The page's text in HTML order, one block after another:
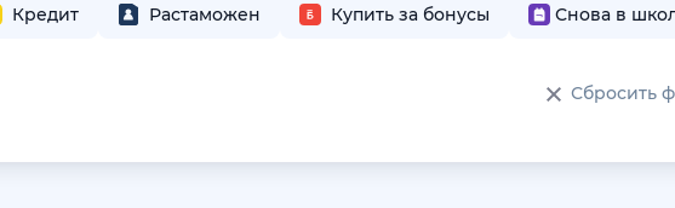
Кредит Растаможен Купить за бонусы Снова в
Сбросить